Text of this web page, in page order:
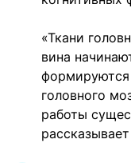
«Ткани
вина
головного
работы